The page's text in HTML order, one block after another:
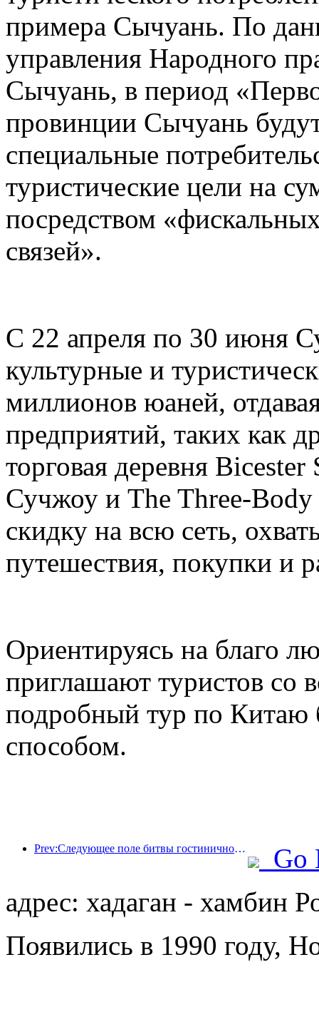
примера Сычуань. По
управления Народного
Сычуань, в период
провинции Сычуань
специальные
туристические цели на
посредством
связей».
С 22 апреля по 30 июня
культурные и
миллионов юаней,
предприятий, таких как
торговая деревня
Сучжоу и The Three-Body
скидку на всю сеть,
путешествия, покупки и
Ориентируясь на благо
приглашают туристов со
подробный тур по Китаю
способом.
Prev:Следующее поле битвы гостиничной индустрии — это гены экологичной мебели.
Go
адрес: хадаган - хамбин
Появились в 1990 году,